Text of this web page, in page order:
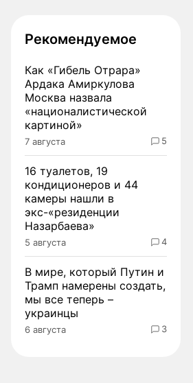
Рекомендуемое
Как «Гибель Отрара»
Ардака Амиркулова
Москва назвала
«националистической
картиной»
7 августа 5
16 туалетов, 19
кондиционеров и 44
камеры нашли в
экс-«резиденции
Назарбаева»
5 августа 4
В мире, который Путин и
Трамп намерены создать,
мы все теперь –
украинцы
6 августа 3